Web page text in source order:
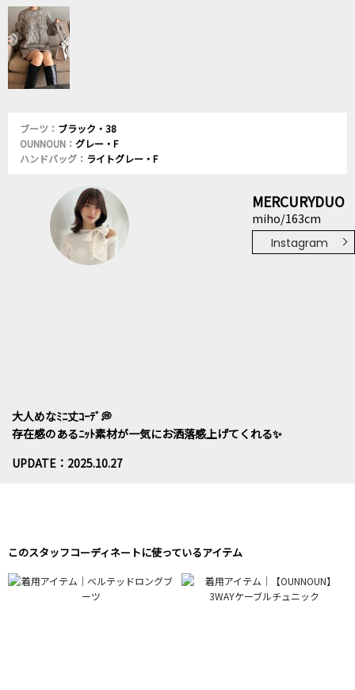
ブーツ： ブラック・38
OUNNOUN： グレー・F
ハンドバッグ： ライトグレー・F
MERCURYDUO
miho/163cm
Instagram
大人めなﾐﾆ丈ｺｰﾃﾞ💭
存在感のあるﾆｯﾄ素材が一気にお洒落感上げてくれる✨
UPDATE：2025.10.27
このスタッフコーディネートに使っているアイテム